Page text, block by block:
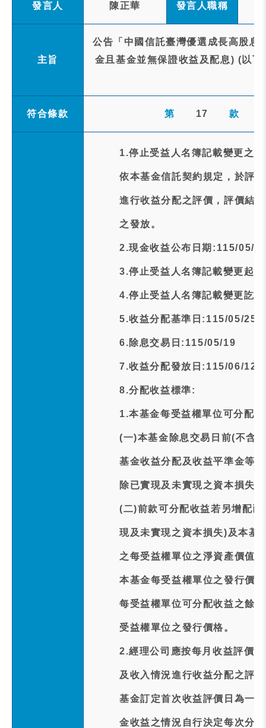
發言人 陳正華 發言人職稱
主旨
公告「中國信託臺灣優選成長高股
金且基金並無保證收益及配息) (以
符合條款 第 17 款
1.停止受益人名簿記載變更之
依本基金信託契約規定，於評
進行收益分配之評價，評價結
之發放。
2.現金收益公布日期:115/05/
3.停止受益人名簿記載變更起
4.停止受益人名簿記載變更訖
5.收益分配基準日:115/05/25
6.除息交易日:115/05/19
7.收益分配發放日:115/06/12
8.分配收益標準:
1.本基金每受益權單位可分配
(一)本基金除息交易日前(不含
基金收益分配及收益平準金等
除已實現及未實現之資本損失。
(二)前款可分配收益若另增配
現及未實現之資本損失)及本基
之每受益權單位之淨資產價值
本基金每受益權單位之發行價
每受益權單位可分配收益之餘
受益權單位之發行價格。
2.經理公司應按每月收益評價
及收入情況進行收益分配之評
基金訂定首次收益評價日為一
金收益之情況自行決定每次分